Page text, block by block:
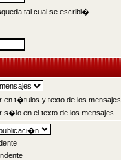
tal cual se escribi�
en t�tulos y texto de los mensajes
s�lo en el texto de los mensajes